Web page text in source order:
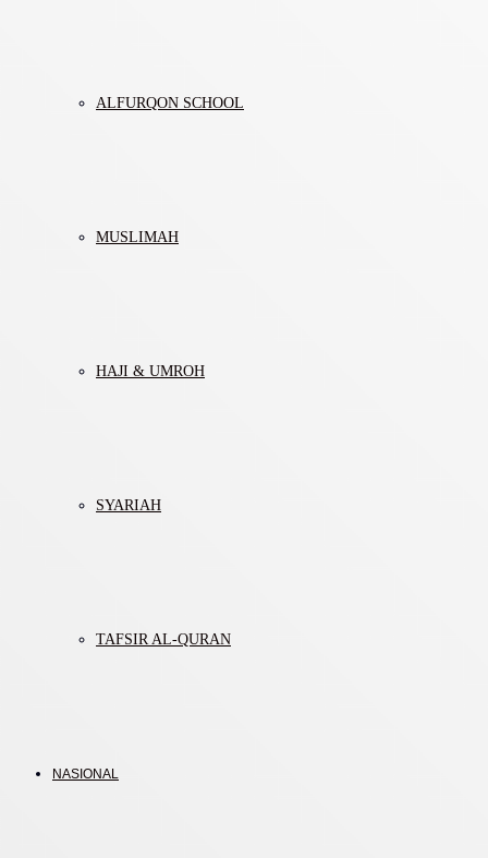
ALFURQON SCHOOL
MUSLIMAH
HAJI & UMROH
SYARIAH
TAFSIR AL-QURAN
NASIONAL